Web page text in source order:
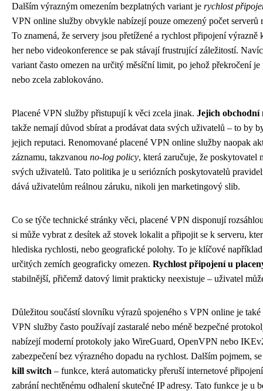
Dalším výrazným omezením bezplatných variant je rychlost
VPN online služby obvykle nabízejí pouze omezený počet
To znamená, že servery jsou přetížené a rychlost připojení
her nebo videokonference se pak stávají frustrující záležitostí.
variant často omezen na určitý měsíční limit, po jehož překročení
nebo zcela zablokováno.
Placené VPN služby přistupují k věci zcela jinak. Jejich obchodní
takže nemají důvod sbírat a prodávat data svých uživatelů – to by
jejich reputaci. Renomované placené VPN online služby naopak
záznamu, takzvanou no-log policy, která zaručuje, že poskytovatel
svých uživatelů. Tato politika je u seriózních poskytovatelů
dává uživatelům reálnou záruku, nikoli jen marketingový slib.
Co se týče technické stránky věci, placené VPN disponují
si může vybrat z desítek až stovek lokalit a připojit se k serveru,
hlediska rychlosti, nebo geografické polohy. To je klíčové
určitých zemích geograficky omezen. Rychlost připojení u
stabilnější, přičemž datový limit prakticky neexistuje – uživatel
Důležitou součástí slovníku výrazů spojeného s VPN online je
VPN služby často používají zastaralé nebo méně bezpečné
nabízejí moderní protokoly jako WireGuard, OpenVPN nebo
zabezpečení bez výrazného dopadu na rychlost. Dalším pojmem,
kill switch – funkce, která automaticky přeruší internetové
zabrání nechtěnému odhalení skutečné IP adresy. Tato funkce je